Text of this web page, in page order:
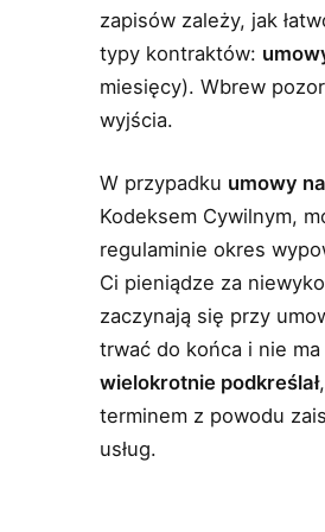
zapisów zależy, jak
typy kontraktów:
miesięcy). Wbrew
wyjścia.
W przypadku umowy
Kodeksem Cywilnym,
regulaminie okres
Ci pieniądze za
zaczynają się przy
trwać do końca i nie
wielokrotnie podkreślał
terminem z powodu
usług.